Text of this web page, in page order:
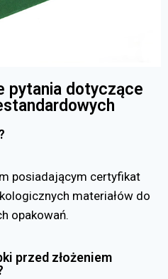
pytania dotyczące
posiadającym certyfikat
materiałów do
opakowań.
przed złożeniem